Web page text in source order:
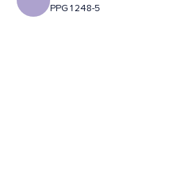
PPG1248-5